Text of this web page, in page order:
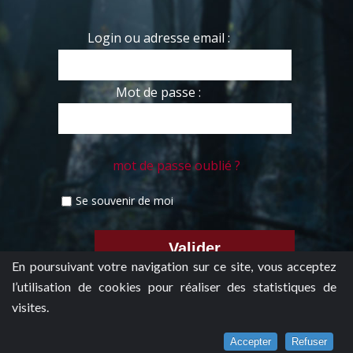
En poursuivant votre navigation sur ce site, vous acceptez
l’utilisation de cookies pour réaliser des statistiques de
visites.
Accepter Refuser
Login ou adresse email :
Mot de passe :
mot de passe oublié ?
Se souvenir de moi